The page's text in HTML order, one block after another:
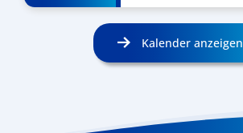
Kalender anzeigen